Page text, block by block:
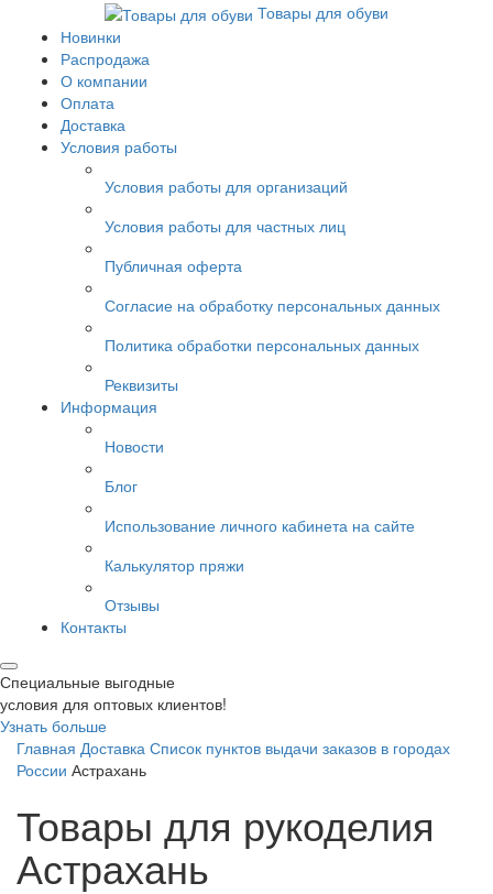
Товары для обуви
Новинки
Распродажа
О компании
Оплата
Доставка
Условия работы
Условия работы для организаций
Условия работы для частных лиц
Публичная оферта
Согласие на обработку персональных данных
Политика обработки персональных данных
Реквизиты
Информация
Новости
Блог
Использование личного кабинета на сайте
Калькулятор пряжи
Отзывы
Контакты
Специальные выгодные
условия для оптовых клиентов!
Узнать больше
Главная Доставка Список пунктов выдачи заказов в городах
России Астрахань
Товары для рукоделия
Астрахань